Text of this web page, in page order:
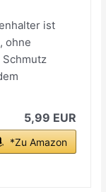
ist
ohne
5,99 EUR
*Zu Amazon